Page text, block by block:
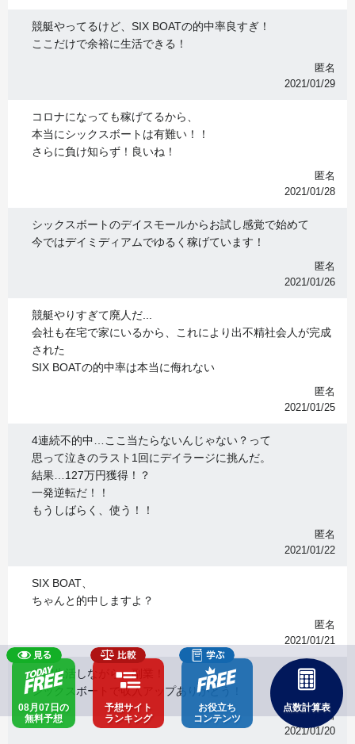
競艇やってるけど、SIX BOATの的中率良すぎ！
ここだけで余裕に生活できる！
匿名
2021/01/29
コロナになっても稼げてるから、
本当にシックスボートは有難い！！
さらに負け知らず！良いね！
匿名
2021/01/28
シックスボートのデイスモールからお試し感覚で始めて
今ではデイミディアムでゆるく稼げています！
匿名
2021/01/26
競艇やりすぎて廃人だ...
会社も在宅で家にいるから、これにより出不精社会人が完成
された
SIX BOATの的中率は本当に侮れない
匿名
2021/01/25
4連続不的中…ここ当たらないんじゃない？って
思って泣きのラスト1回にデイラージに挑んだ。
結果…127万円獲得！？
一発逆転だ！！
もうしばらく、使う！！
匿名
2021/01/22
SIX BOAT、
ちゃんと的中しますよ？
匿名
2021/01/21
在宅生活しながら、副業！
シックスボートで収入アップありがとう！
匿名
2021/01/20
08月07日の
無料予想
予想サイト
ランキング
お役立ち
コンテンツ
点数計算表